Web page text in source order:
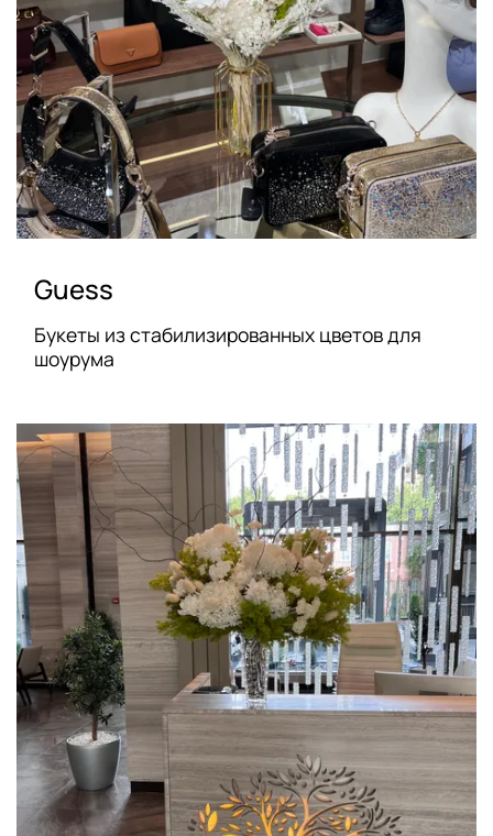
Guess
Букеты из стабилизированных цветов для
шоурума